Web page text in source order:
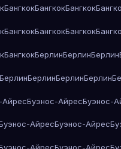
БангкокБангкокБангкок
БангкокБангкокБангкок
БангкокБерлинБерлинБерлин
БерлинБерлинБерлинБерлин
АйресБуэнос-АйресБуэнос-
АйресБуэнос-Айрес